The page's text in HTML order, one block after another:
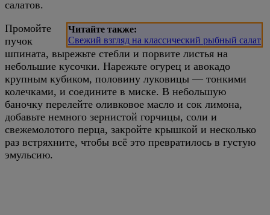
салатов.
Читайте также:
Свежий взгляд на классический рыбный салат
Промойте
пучок
шпината, вырежьте стебли и порвите листья на
небольшие кусочки. Нарежьте огурец и авокадо
крупным кубиком, половину луковицы — тонкими
колечками, и соедините в миске. В небольшую
баночку перелейте оливковое масло и сок лимона,
добавьте немного зернистой горчицы, соли и
свежемолотого перца, закройте крышкой и несколько
раз встряхните, чтобы всё это превратилось в густую
эмульсию.